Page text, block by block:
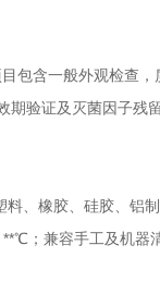
包含一般外观检查
期验证及灭菌因子残
、橡胶、硅胶、铝
；兼容手工及机器